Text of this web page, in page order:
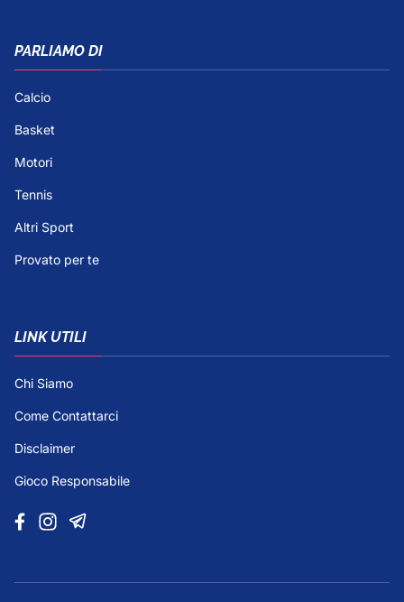
PARLIAMO DI
Calcio
Basket
Motori
Tennis
Altri Sport
Provato per te
LINK UTILI
Chi Siamo
Come Contattarci
Disclaimer
Gioco Responsabile